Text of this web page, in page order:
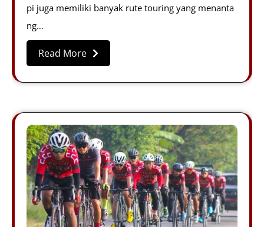
pi juga memiliki banyak rute touring yang menanta
ng…
Read More